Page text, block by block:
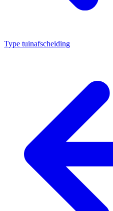
Type tuinafscheiding